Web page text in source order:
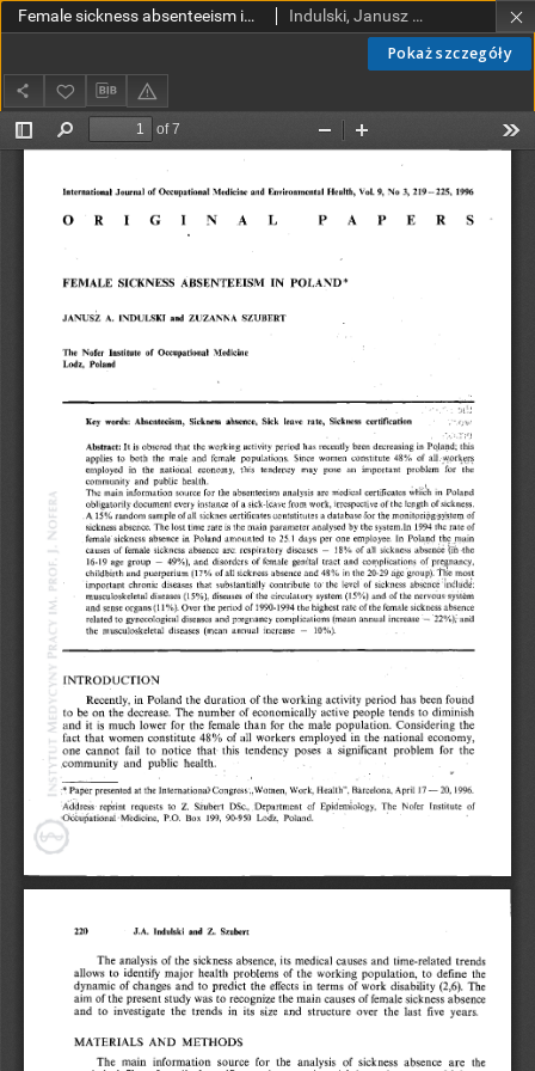
Pokaż szczegóły
Female sickness absenteeism in Poland Indulski, Janusz A.; Szubert, Zuzanna